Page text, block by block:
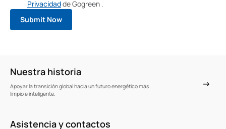
Privacidadde Gogreen .
Nuestra historia
Apoyar la transición global hacia un futuro energético más
limpio e inteligente.
Asistencia y contactos